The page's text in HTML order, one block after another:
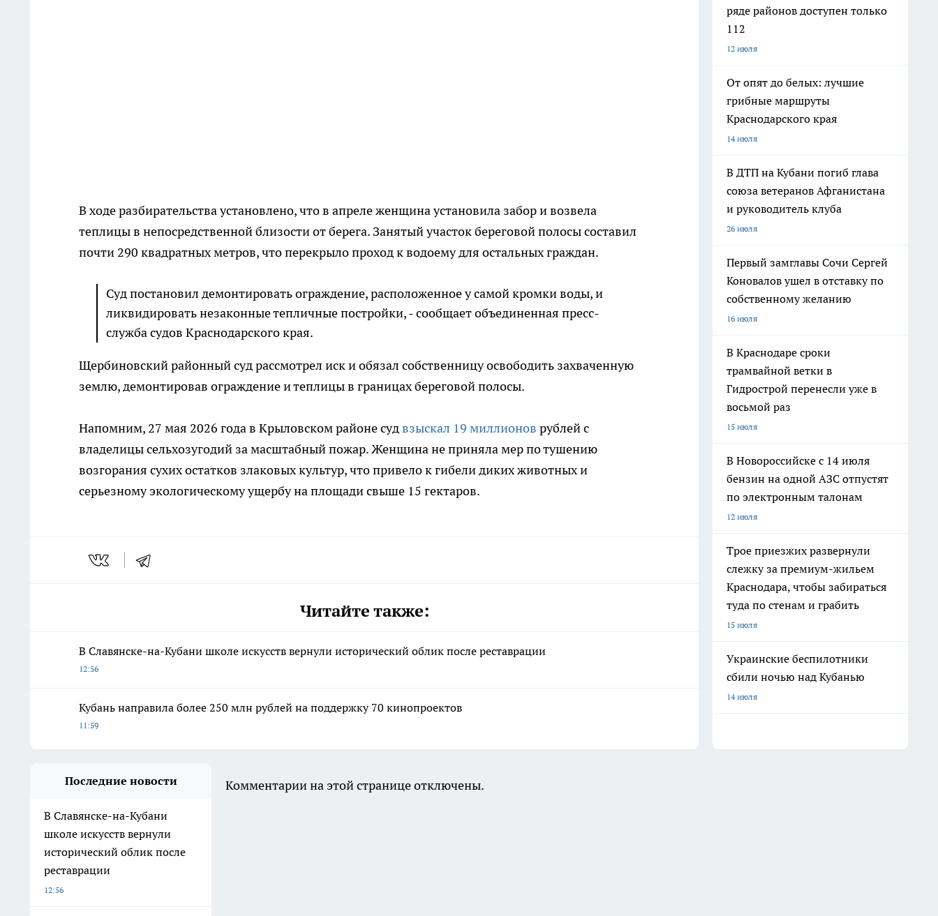
В ходе разбирательства установлено, что в апреле женщина установила забор и возвела
теплицы в непосредственной близости от берега. Занятый участок береговой полосы составил
почти 290 квадратных метров, что перекрыло проход к водоему для остальных граждан.
Суд постановил демонтировать ограждение, расположенное у самой кромки воды, и
ликвидировать незаконные тепличные постройки, - сообщает объединенная пресс-
служба судов Краснодарского края.
Щербиновский районный суд рассмотрел иск и обязал собственницу освободить захваченную
землю, демонтировав ограждение и теплицы в границах береговой полосы.
Напомним, 27 мая 2026 года в Крыловском районе судвзыскал 19 миллионов рублей с
владелицы сельхозугодий за масштабный пожар. Женщина не приняла мер по тушению
возгорания сухих остатков злаковых культур, что привело к гибели диких животных и
серьезному экологическому ущербу на площади свыше 15 гектаров.
Читайте также:
В Славянске-на-Кубани школе искусств вернули исторический облик после реставрации
12:56
Кубань направила более 250 млн рублей на поддержку 70 кинопроектов
11:59
ряде районов доступен только
112
12 июля
От опят до белых: лучшие
грибные маршруты
Краснодарского края
14 июля
В ДТП на Кубани погиб глава
союза ветеранов Афганистана
и руководитель клуба
26 июля
Первый замглавы Сочи Сергей
Коновалов ушел в отставку по
собственному желанию
16 июля
В Краснодаре сроки
трамвайной ветки в
Гидрострой перенесли уже в
восьмой раз
15 июля
В Новороссийске с 14 июля
бензин на одной АЗС отпустят
по электронным талонам
12 июля
Трое приезжих развернули
слежку за премиум-жильем
Краснодара, чтобы забираться
туда по стенам и грабить
15 июля
Украинские беспилотники
сбили ночью над Кубанью
14 июля
Последние новости
В Славянске-на-Кубани
школе искусств вернули
исторический облик после
реставрации
12:56
Комментарии на этой странице отключены.